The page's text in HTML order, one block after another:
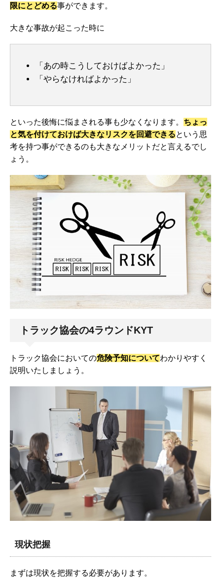
限にとどめる事ができます。
大きな事故が起こった時に
「あの時こうしておけばよかった」
「やらなければよかった」
といった後悔に悩まされる事も少なくなります。 ちょっ
と気を付けておけば大きなリスクを回避できるという思
考を持つ事ができるのも大きなメリットだと言えるでし
ょう。
トラック協会の4ラウンドKYT
トラック協会においての危険予知についてわかりやすく
説明いたしましょう。
現状把握
まずは現状を把握する必要があります。